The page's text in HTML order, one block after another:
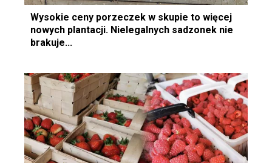
Wysokie ceny porzeczek w skupie to więcej
nowych plantacji. Nielegalnych sadzonek nie
brakuje...